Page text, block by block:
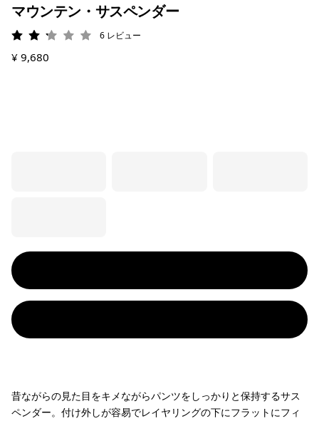
マウンテン・サスペンダー
評価: 2.2 / 5
6 レビュー
¥ 9,680
昔ながらの見た目をキメながらパンツをしっかりと保持するサス
ペンダー。付け外しが容易でレイヤリングの下にフラットにフィ